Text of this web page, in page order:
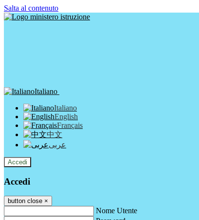
Salta al contenuto
Italiano
Italiano
English
Français
中文
عربى
Accedi
Accedi
button close ×
Nome Utente